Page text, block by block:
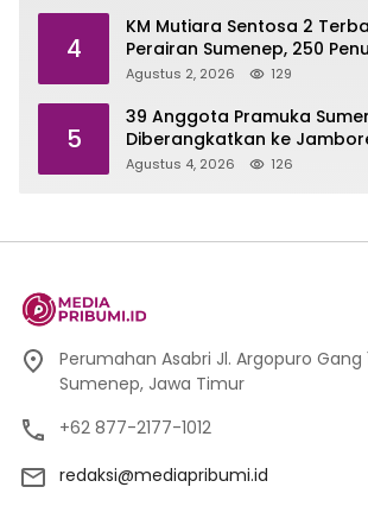
4
KM Mutiara Sentosa 2
Perairan Sumenep, 250
Dievakuasi
Agustus 2, 2026 129
5
39 Anggota Pramuka
Diberangkatkan ke
di Cibubur
Agustus 4, 2026 126
Perumahan Asabri Jl. Argopuro Gang
Sumenep, Jawa Timur
+62 877-2177-1012
redaksi@mediapribumi.id